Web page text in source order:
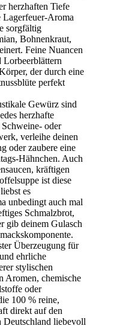
herzhaften Tiefe
Lagerfeuer-Aroma
sorgfältig
Bohnenkraut,
Feine Nuancen
Lorbeerblättern
der durch eine
perfekt
Gewürz sind
herzhafte
oder
verleihe deinen
oder zaubere eine
Hähnchen. Auch
kräftigen
ist diese
es
unbedingt auch mal
Schmalzbrot,
gib deinem Gulasch
Überzeugung für
ehrliche
stylischen
Aromen, chemische
oder
100 % reine,
direkt auf den
Deutschland liebevoll